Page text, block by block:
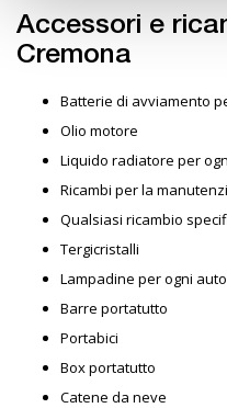
Accessori e
Cremona
Batterie di avviamento
Olio motore
Liquido radiatore per
Ricambi per la
Qualsiasi ricambio
Tergicristalli
Lampadine per ogni
Barre portatutto
Portabici
Box portatutto
Catene da neve